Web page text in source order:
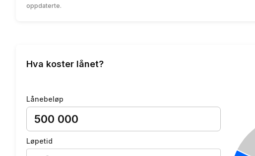
oppdaterte.
Hva koster lånet?
Lånebeløp
Løpetid